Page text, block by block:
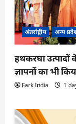
अंतर्राष्ट्रीय अन्य
हथकरघा
ज्ञापनों का भी
Fark India 1